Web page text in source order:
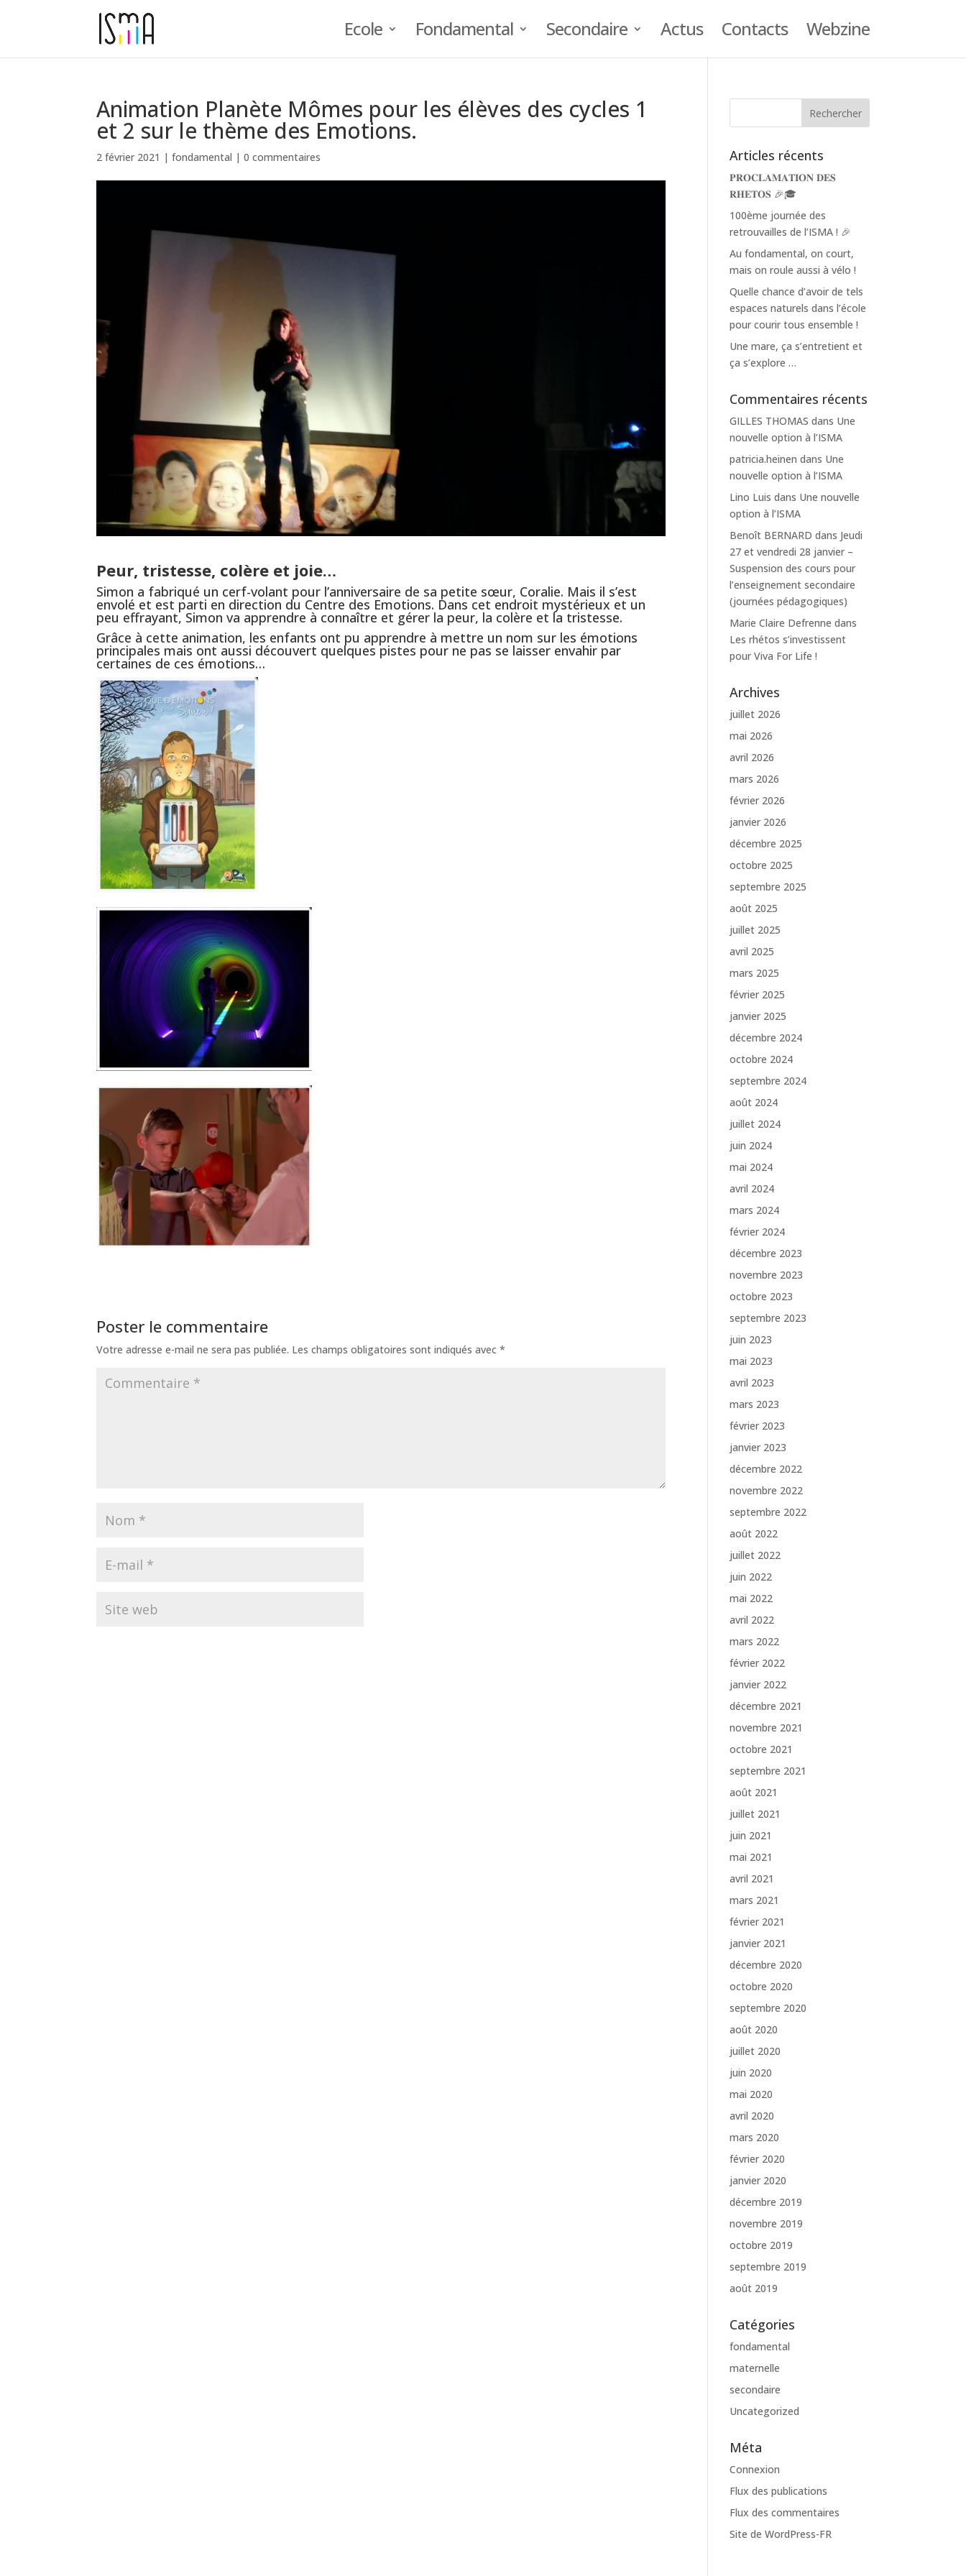
Ecole Fondamental Secondaire Actus Contacts Webzine
Animation Planète Mômes pour les élèves des cycles 1
et 2 sur le thème des Emotions.
2 février 2021 |fondamental |0 commentaires
Peur, tristesse, colère et joie…
Simon a fabriqué un cerf-volant pour l’anniversaire de sa petite sœur, Coralie. Mais il s’est
envolé et est parti en direction du Centre des Emotions. Dans cet endroit mystérieux et un
peu effrayant, Simon va apprendre à connaître et gérer la peur, la colère et la tristesse.
Grâce à cette animation, les enfants ont pu apprendre à mettre un nom sur les émotions
principales mais ont aussi découvert quelques pistes pour ne pas se laisser envahir par
certaines de ces émotions…
Poster le commentaire
Votre adresse e-mail ne sera pas publiée. Les champs obligatoires sont indiqués avec*
Articles récents
𝐏𝐑𝐎𝐂𝐋𝐀𝐌𝐀𝐓𝐈𝐎𝐍 𝐃𝐄𝐒
𝐑𝐇𝐄𝐓𝐎𝐒 🎉🎓
100ème journée des
retrouvailles de l’ISMA ! 🎉
Au fondamental, on court,
mais on roule aussi à vélo !
Quelle chance d’avoir de tels
espaces naturels dans l’école
pour courir tous ensemble !
Une mare, ça s’entretient et
ça s’explore …
Commentaires récents
GILLES THOMAS dans Une
nouvelle option à l’ISMA
patricia.heinen dans Une
nouvelle option à l’ISMA
Lino Luis dans Une nouvelle
option à l’ISMA
Benoît BERNARD dans Jeudi
27 et vendredi 28 janvier –
Suspension des cours pour
l’enseignement secondaire
(journées pédagogiques)
Marie Claire Defrenne dans
Les rhétos s’investissent
pour Viva For Life !
Archives
juillet 2026
mai 2026
avril 2026
mars 2026
février 2026
janvier 2026
décembre 2025
octobre 2025
septembre 2025
août 2025
juillet 2025
avril 2025
mars 2025
février 2025
janvier 2025
décembre 2024
octobre 2024
septembre 2024
août 2024
juillet 2024
juin 2024
mai 2024
avril 2024
mars 2024
février 2024
décembre 2023
novembre 2023
octobre 2023
septembre 2023
juin 2023
mai 2023
avril 2023
mars 2023
février 2023
janvier 2023
décembre 2022
novembre 2022
septembre 2022
août 2022
juillet 2022
juin 2022
mai 2022
avril 2022
mars 2022
février 2022
janvier 2022
décembre 2021
novembre 2021
octobre 2021
septembre 2021
août 2021
juillet 2021
juin 2021
mai 2021
avril 2021
mars 2021
février 2021
janvier 2021
décembre 2020
octobre 2020
septembre 2020
août 2020
juillet 2020
juin 2020
mai 2020
avril 2020
mars 2020
février 2020
janvier 2020
décembre 2019
novembre 2019
octobre 2019
septembre 2019
août 2019
Catégories
fondamental
maternelle
secondaire
Uncategorized
Méta
Connexion
Flux des publications
Flux des commentaires
Site de WordPress-FR